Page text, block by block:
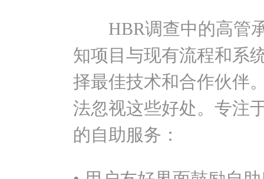
HBR调查中的高管承
知项目与现有流程和系
择最佳技术和合作伙伴
法忽视这些好处。专注
的自助服务：